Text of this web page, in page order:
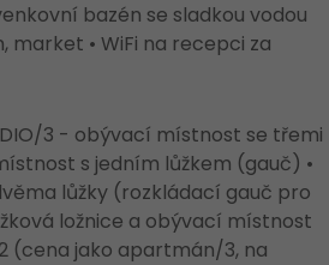
bazén se sladkou vodou
• WiFi na recepci za
3 - obývací místnost se třemi
s jedním lůžkem (gauč) •
lůžky (rozkládací gauč pro
ložnice a obývací místnost
(cena jako apartmán/3, na